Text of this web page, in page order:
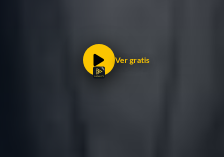
Ver gratis